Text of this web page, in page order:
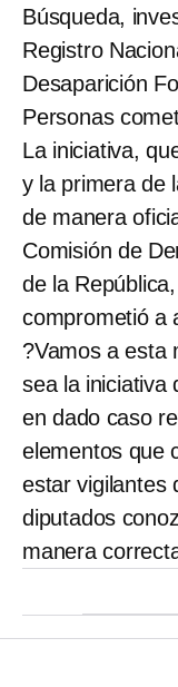
Búsqueda,
Registro
Desaparición
Personas
La iniciativa,
y la primera de
de manera
Comisión de
de la
comprometió a
?Vamos a esta
sea la iniciativa
en dado caso
elementos que
estar vigilantes
diputados
manera